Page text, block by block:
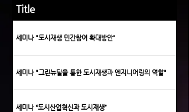
Title
세미나 "도시재생 민간참여 확대방안"
세미나 "그린뉴딜을 통한 도시재생과 엔지니어링의 역할"
세미나 “도시산업혁신과 도시재생”